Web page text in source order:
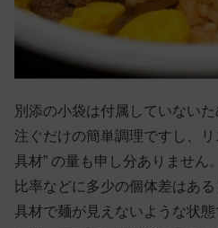
別添の小袋は付属していない
注ぐだけの簡単調理ですし、リ
具材” の量も申し分ありません
比率などに多少の個体差はあ
具材で麺が見えないような状